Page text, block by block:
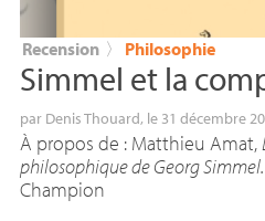
Recension 〉 Philosophie
Simmel et la
par Denis Thouard, le 31 décembre
À propos de : Matthieu Amat,
philosophique de Georg
Champion